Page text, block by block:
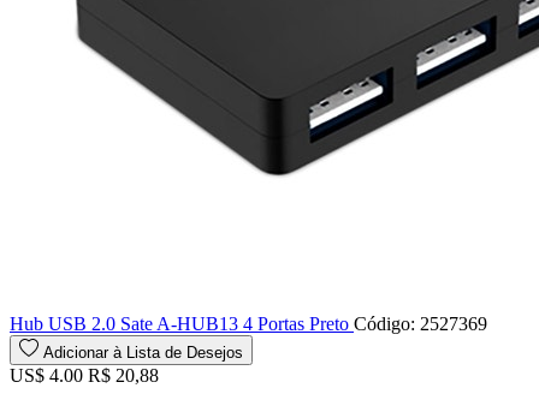
Hub USB 2.0 Sate A-HUB13 4 Portas Preto Código: 2527369
Adicionar à Lista de Desejos
US$ 4.00 R$ 20,88